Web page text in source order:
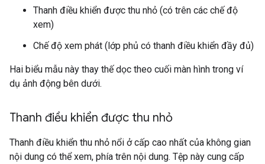
Thanh điều khiển được thu nhỏ (có trên các chế độ
xem)
Chế độ xem phát (lớp phủ có thanh điều khiển đầy đủ)
Hai biểu mẫu này thay thế dọc theo cuối màn hình trong ví
dụ ảnh động bên dưới.
Thanh điều khiển được thu nhỏ
Thanh điều khiển thu nhỏ nổi ở cấp cao nhất của không gian
nội dung có thể xem, phía trên nội dung. Tệp này cung cấp